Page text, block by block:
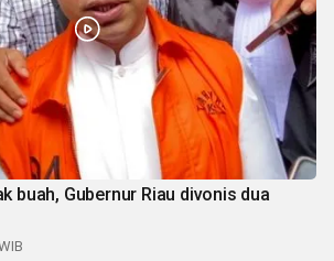
buah, Gubernur Riau divonis dua